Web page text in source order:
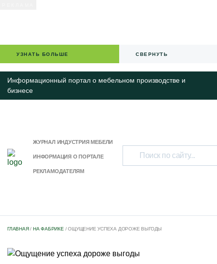
УЗНАТЬ БОЛЬШЕ СВЕРНУТЬ
Информационный портал о мебельном производстве и
бизнесе
ЖУРНАЛ ИНДУСТРИЯ МЕБЕЛИ
ИНФОРМАЦИЯ О ПОРТАЛЕ
РЕКЛАМОДАТЕЛЯМ
ГЛАВНАЯ/ НА ФАБРИКЕ /ОЩУЩЕНИЕ УСПЕХА ДОРОЖЕ ВЫГОДЫ